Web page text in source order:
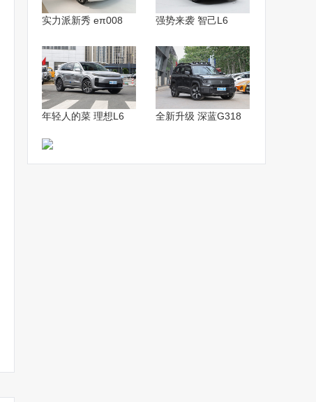
实力派新秀 eπ008 强势来袭 智己L6
年轻人的菜 理想L6 全新升级 深蓝G318